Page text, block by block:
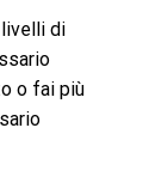
di
o fai più